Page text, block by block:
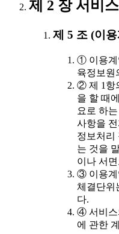
제 2 장 서비
제 5 조 (이
① 이용계
육정보원
② 제 1항
을 할 때
요로 하는
사항을
정보처리
는 것을
이나 서
③ 이용계
체결단위
다.
④ 서비스
에 관한